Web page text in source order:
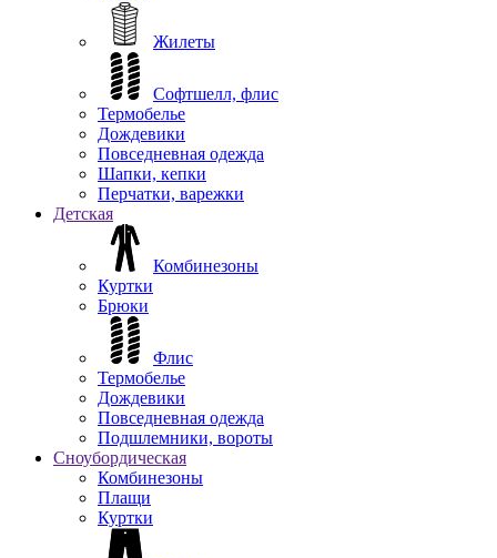
Жилеты
Софтшелл, флис
Термобелье
Дождевики
Повседневная одежда
Шапки, кепки
Перчатки, варежки
Детская
Комбинезоны
Куртки
Брюки
Флис
Термобелье
Дождевики
Повседневная одежда
Подшлемники, вороты
Сноубордическая
Комбинезоны
Плащи
Куртки